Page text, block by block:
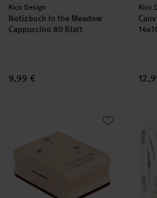
Hersteller:
Rico Design
Notizbuch In the Meadow
Cappuccino 80 Blatt
9,99 €
Rico
Stempel In stiller Trauer